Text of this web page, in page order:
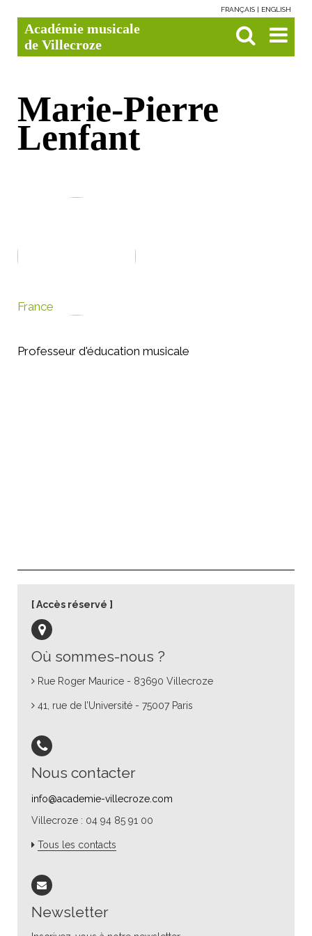
contenu.
Aller
à
personnels
FRANÇAIS ENGLISH
Académie musicale
de Villecroze

avancée…
Marie-Pierre
Lenfant
France
Professeur d'éducation musicale
Où sommes-nous ?
Rue Roger Maurice - 83690 Villecroze
41, rue de l’Université - 75007 Paris
Nous contacter
info@academie-villecroze.com
Villecroze : 04 94 85 91 00
Tous les contacts
Newsletter
Accès réservé